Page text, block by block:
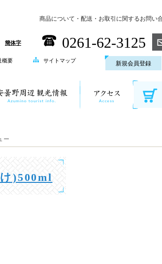
商品について・配送・お取引に関するお問い
簡体字 0261-62-3125
概要 サイトマップ 新規会員登録
ー
)500ml